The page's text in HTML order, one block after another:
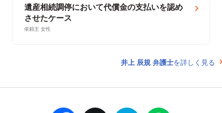
遺産相続調停において代償金の支払いを認め
させたケース
依頼主 女性
井上 辰規 弁護士を詳しく見る